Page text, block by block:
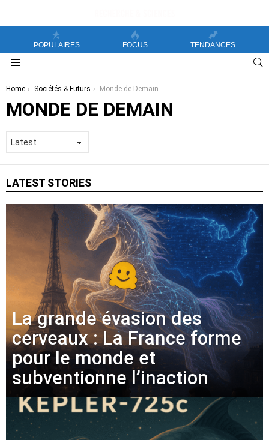
POPULAIRES FOCUS TENDANCES
You are here:
Home Sociétés & Futurs Monde de Demain
MONDE DE DEMAIN
LATEST STORIES
La grande évasion des
cerveaux : La France forme
pour le monde et
subventionne l’inaction